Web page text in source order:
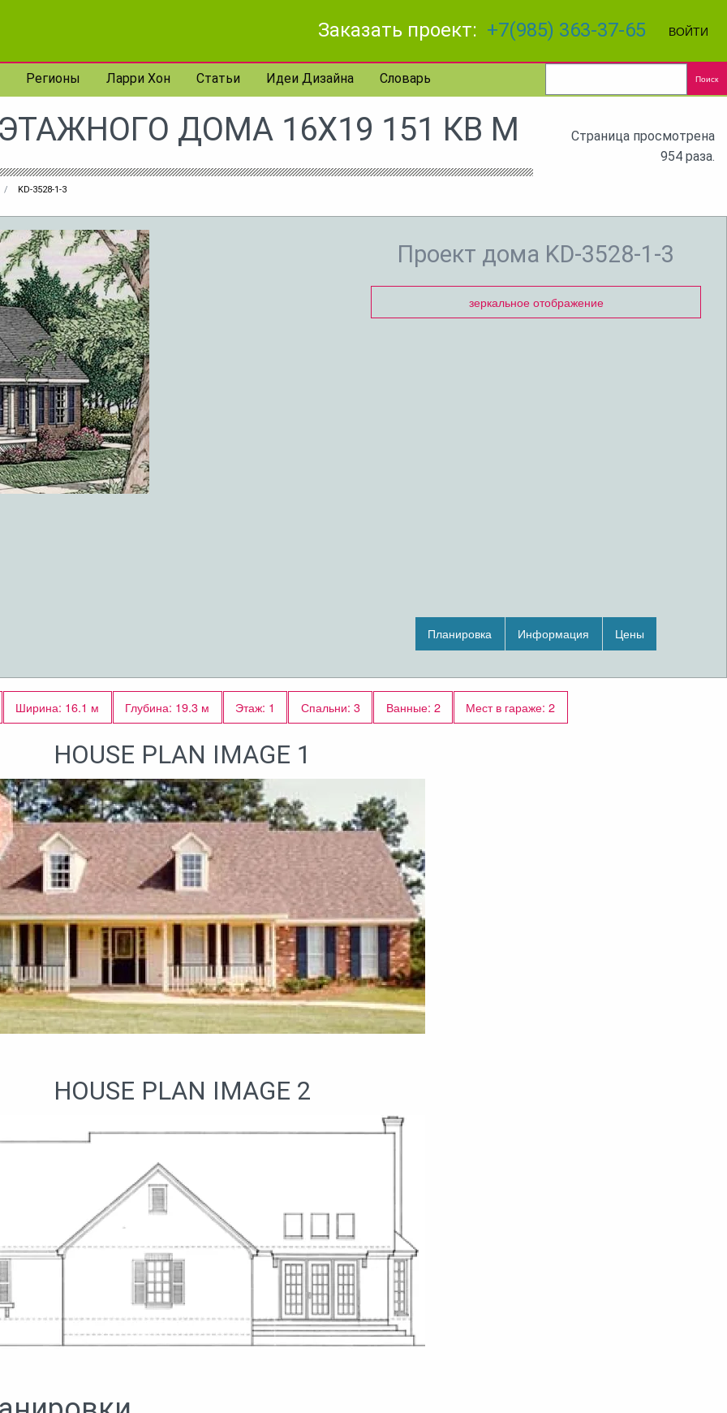
Заказать проект: +7(985) 363-37-65 ВОЙТИ
Регионы Ларри Хон Статьи Идеи Дизайна Словарь Поиск
ДОМА 16X19 151 КВ М
KD-3528-1-3
Страница просмотрена
954 раза.
Проект дома KD-3528-1-3
зеркальное отображение
Планировка Информация Цены
Ширина: 16.1 м Глубина: 19.3 м Этаж: 1 Спальни: 3 Ванные: 2 Мест в гараже: 2
HOUSE PLAN IMAGE 1
HOUSE PLAN IMAGE 2